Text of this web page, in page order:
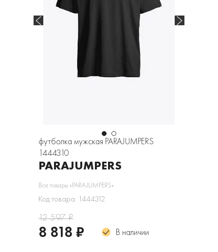
футболка мужская PARAJUMPERS
1444310
PARAJUMPERS
Все товары «PARAJUMPERS»
Код товара: 1444312
12 597 ₽
8 818 ₽ В наличии